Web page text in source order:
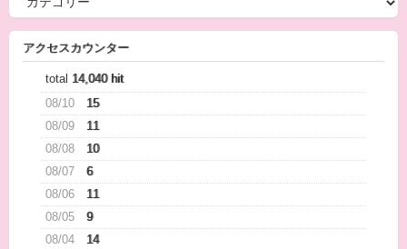
アクセスカウンター
total 14,040 hit
08/10
15
08/09
11
08/08
10
08/07
6
08/06
11
08/05
9
08/04
14